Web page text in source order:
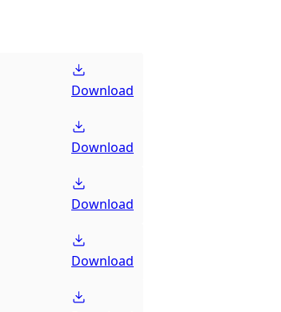
Download
Download
Download
Download